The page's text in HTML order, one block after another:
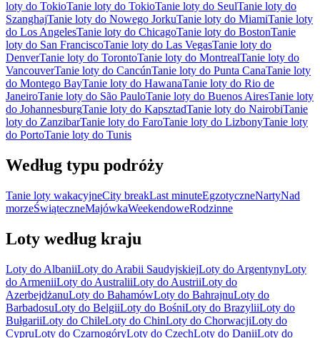
loty do TokioTanie loty do TokioTanie loty do SeulTanie loty do
SzanghajTanie loty do Nowego JorkuTanie loty do MiamiTanie loty
do Los AngelesTanie loty do ChicagoTanie loty do BostonTanie
loty do San FranciscoTanie loty do Las VegasTanie loty do
DenverTanie loty do TorontoTanie loty do MontrealTanie loty do
VancouverTanie loty do CancúnTanie loty do Punta CanaTanie loty
do Montego BayTanie loty do HawanaTanie loty do Rio de
JaneiroTanie loty do São PauloTanie loty do Buenos AiresTanie loty
do JohannesburgTanie loty do KapsztadTanie loty do NairobiTanie
loty do ZanzibarTanie loty do FaroTanie loty do LizbonyTanie loty
do PortoTanie loty do Tunis
Według typu podróży
Tanie loty wakacyjneCity breakLast minuteEgzotyczneNartyNad
morzeŚwiąteczneMajówkaWeekendoweRodzinne
Loty według kraju
Loty do AlbaniiLoty do Arabii SaudyjskiejLoty do ArgentynyLoty
do ArmeniiLoty do AustraliiLoty do AustriiLoty do
AzerbejdżanuLoty do BahamówLoty do BahrajnuLoty do
BarbadosuLoty do BelgiiLoty do BośniLoty do BrazyliiLoty do
BułgariiLoty do ChileLoty do ChinLoty do ChorwacjiLoty do
CypruLoty do CzarnogóryLoty do CzechLoty do DaniiLoty do